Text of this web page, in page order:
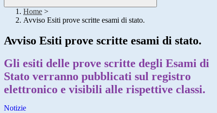
Home >
Avviso Esiti prove scritte esami di stato.
Avviso Esiti prove scritte esami di stato.
Gli esiti delle prove scritte degli Esami di
Stato verranno pubblicati sul registro
elettronico e visibili alle rispettive classi.
Notizie